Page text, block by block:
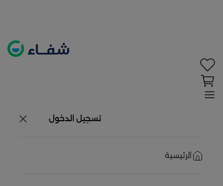
تسجيل الدخول
الرئيسية